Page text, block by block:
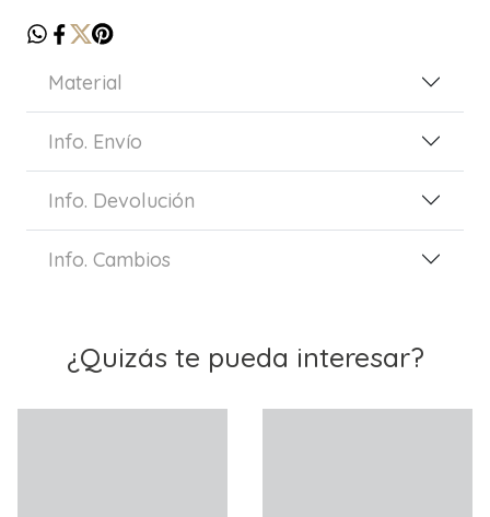
Material
Info. Envío
Info. Devolución
Info. Cambios
¿Quizás te pueda interesar?